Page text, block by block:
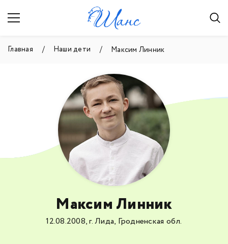
Главная Наши дети Максим Линник
Максим Линник
12.08.2008, г. Лида, Гродненская обл.